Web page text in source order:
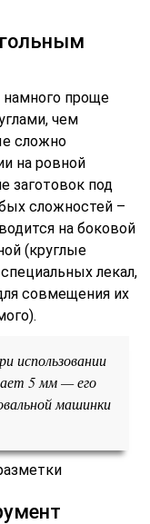
намного проще
чем
сложно
на ровной
заготовок под
сложностей –
на боковой
(круглые
лекал,
совмещения их
использовании
5 мм — его
машинки